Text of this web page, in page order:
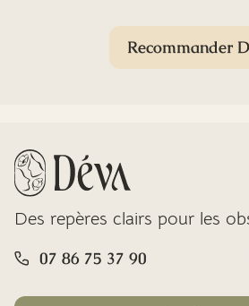
Recommander
Des repères clairs pour les
07 86 75 37 90